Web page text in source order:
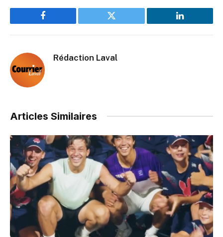
Facebook Twitter LinkedIn
Rédaction Laval
Articles Similaires